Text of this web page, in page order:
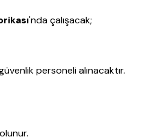
'nda çalışacak;
personeli alınacaktır.